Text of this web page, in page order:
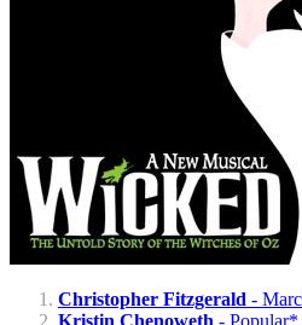
Christopher Fitzgerald -
Kristin Chenoweth - Popular*